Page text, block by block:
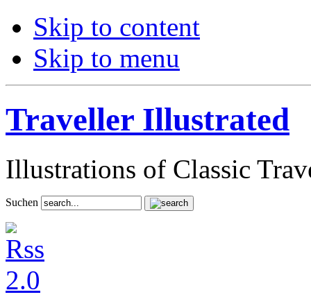
Skip to content
Skip to menu
Traveller Illustrated
Illustrations of Classic
Suchen